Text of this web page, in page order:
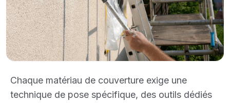
Chaque matériau de couverture exige une
technique de pose spécifique, des outils dédiés